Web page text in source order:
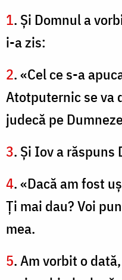
1. Şi Domnul a
i-a zis:
2. «Cel ce s-a
Atotputernic se va
judecă pe
3. Şi Iov a răspuns
4. «Dacă am fost
Ți mai dau? Voi
mea.
5. Am vorbit o